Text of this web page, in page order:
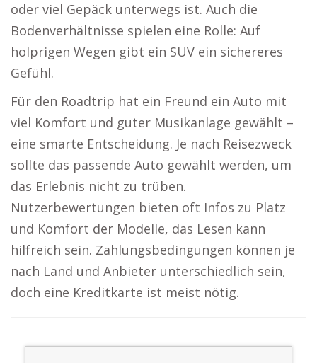
oder viel Gepäck unterwegs ist. Auch die
Bodenverhältnisse spielen eine Rolle: Auf
holprigen Wegen gibt ein SUV ein sichereres
Gefühl.
Für den Roadtrip hat ein Freund ein Auto mit
viel Komfort und guter Musikanlage gewählt –
eine smarte Entscheidung. Je nach Reisezweck
sollte das passende Auto gewählt werden, um
das Erlebnis nicht zu trüben.
Nutzerbewertungen bieten oft Infos zu Platz
und Komfort der Modelle, das Lesen kann
hilfreich sein. Zahlungsbedingungen können je
nach Land und Anbieter unterschiedlich sein,
doch eine Kreditkarte ist meist nötig.